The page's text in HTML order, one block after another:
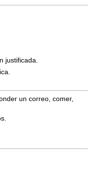
justificada.
un correo, comer,